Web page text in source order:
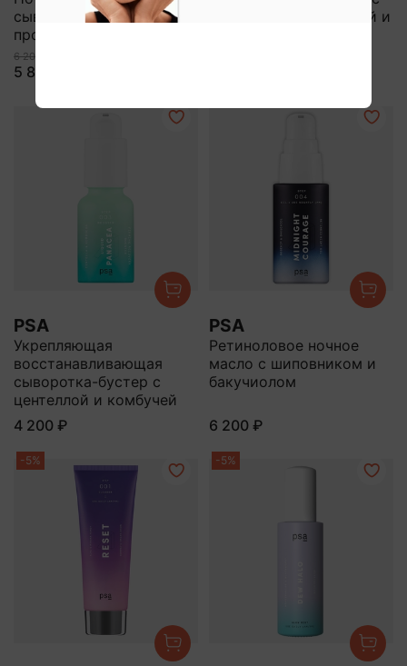
сыворотка с
пробиотиками
6 200 ₽
5 890 ₽
салициловой кислотой и
PSA
Укрепляющая
восстанавливающая
сыворотка-бустер с
центеллой и комбучей
4 200 ₽
PSA
Ретиноловое ночное
масло с шиповником и
бакучиолом
6 200 ₽
-5% -5%